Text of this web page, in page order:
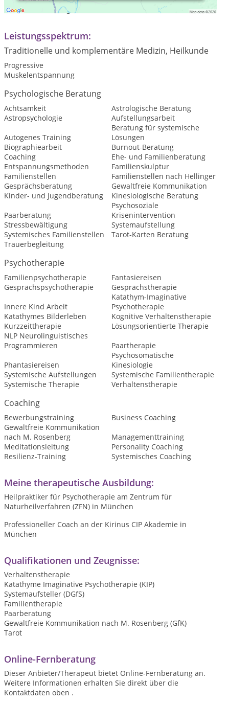
nach Vereinbarung
Leistungsspektrum:
Traditionelle und komplementäre Medizin, Heilkunde
Progressive
Muskelentspannung
Psychologische Beratung
Achtsamkeit
Astrologische Beratung
Astropsychologie
Aufstellungsarbeit
Autogenes Training
Beratung für systemische
Lösungen
Biographiearbeit
Burnout-Beratung
Coaching
Ehe- und Familienberatung
Entspannungsmethoden
Familienskulptur
Familienstellen
Familienstellen nach Hellinger
Gesprächsberatung
Gewaltfreie Kommunikation
Kinder- und Jugendberatung
Kinesiologische Beratung
Paarberatung
Psychosoziale
Krisenintervention
Stressbewältigung
Systemaufstellung
Systemisches Familienstellen
Tarot-Karten Beratung
Trauerbegleitung
Psychotherapie
Familienpsychotherapie
Fantasiereisen
Gesprächspsychotherapie
Gesprächstherapie
Innere Kind Arbeit
Katathym-Imaginative
Psychotherapie
Katathymes Bilderleben
Kognitive Verhaltenstherapie
Kurzzeittherapie
Lösungsorientierte Therapie
NLP Neurolinguistisches
Programmieren
Paartherapie
Phantasiereisen
Psychosomatische
Kinesiologie
Systemische Aufstellungen
Systemische Familientherapie
Systemische Therapie
Verhaltenstherapie
Coaching
Bewerbungstraining
Business Coaching
Gewaltfreie Kommunikation
nach M. Rosenberg
Managementtraining
Meditationsleitung
Personality Coaching
Resilienz-Training
Systemisches Coaching
Meine therapeutische Ausbildung:
Heilpraktiker für Psychotherapie am Zentrum für
Naturheilverfahren (ZFN) in München
Professioneller Coach an der Kirinus CIP Akademie in
München
Qualifikationen und Zeugnisse:
Verhaltenstherapie
Katathyme Imaginative Psychotherapie (KIP)
Systemaufsteller (DGfS)
Familientherapie
Paarberatung
Gewaltfreie Kommunikation nach M. Rosenberg (GfK)
Tarot
Online-Fernberatung
Dieser Anbieter/Therapeut bietet Online-Fernberatung an.
Weitere Informationen erhalten Sie direkt über die
Kontaktdaten oben .